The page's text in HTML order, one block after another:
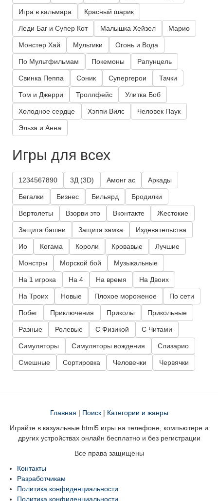
Игра в кальмара Красный шарик
Леди Баг и Супер Кот Малышка Хейзел Марио
Монстер Хай Мультики Огонь и Вода
По Мультфильмам Покемоны Рапунцель
Свинка Пеппа Соник Супергерои Тачки
Том и Джерри Троллфейс Улитка Боб
Холодное сердце Хэппи Вилс Человек Паук
Эльза и Анна
Игры для всех
1234567890 3Д (3D) Амонг ас Аркады
Бегалки Бизнес Бильярд Бродилки
Вертолеты Взорви это Вконтакте Жестокие
Защита башни Защита замка Издевательства
Ио Когама Короли Кровавые Лучшие
Монстры Морской бой Музыкальные
На 1 игрока На 4 На время На Двоих
На Троих Новые Плохое мороженое По сети
Побег Приключения Приколы Прикольные
Разные Ролевые С Физикой С Читами
Симуляторы Симуляторы вождения Слизарио
Смешные Сортировка Человечки Червячки
Главная | Поиск| Категории и жанры
Играйте в казуальные html5 игры на телефоне, компьютере и
других устройствах онлайн бесплатно и без регистрации
Все права защищены
Контакты
Разработчикам
Политика конфиденциальности
Политика конфиденциальности